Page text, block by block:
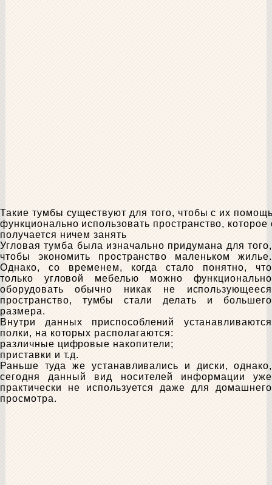
Такие тумбы существуют для того, чтобы с их
функционально использовать пространство,
получается ничем занять
Угловая тумба была изначально придумана для того,
чтобы экономить пространство маленьком жилье.
Однако, со временем, когда стало понятно, что
только угловой мебелью можно функционально
оборудовать обычно никак не использующееся
пространство, тумбы стали делать и большего
размера.
Внутри данных приспособлений устанавливаются
полки, на которых располагаются:
различные цифровые накопители;
приставки и т.д.
Раньше туда же устанавливались и диски, однако,
сегодня данный вид носителей информации уже
практически не используется даже для домашнего
просмотра.